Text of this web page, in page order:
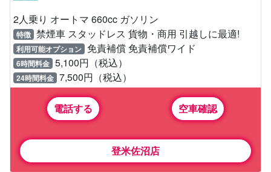
2人乗り オートマ 660cc ガソリン
特徴 禁煙車 スタッドレス 貨物・商用 引越しに最適!
利用可能オプション 免責補償 免責補償ワイド
6時間料金 5,100円（税込）
24時間料金 7,500円（税込）
電話する 空車確認
登米佐沼店